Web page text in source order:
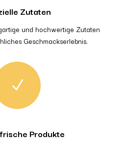
Zutaten
und hochwertige Zutaten
Geschmackserlebnis.
N
Produkte